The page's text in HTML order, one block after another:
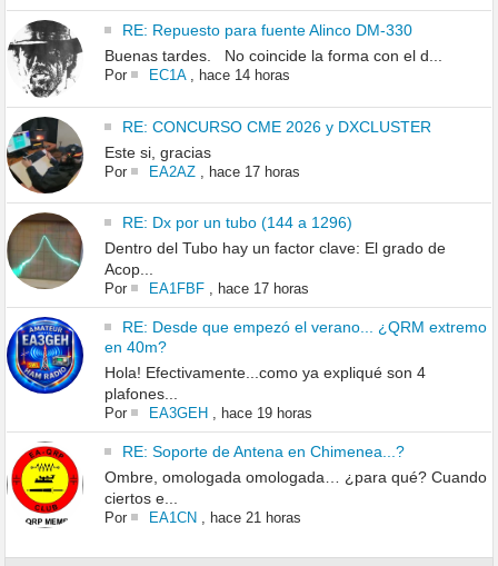
RE: Repuesto para fuente Alinco DM-330
Buenas tardes. No coincide la forma con el d...
Por EC1A, hace 14 horas
RE: CONCURSO CME 2026 y DXCLUSTER
Este si, gracias
Por EA2AZ, hace 17 horas
RE: Dx por un tubo (144 a 1296)
Dentro del Tubo hay un factor clave: El grado de
Acop...
Por EA1FBF, hace 17 horas
RE: Desde que empezó el verano... ¿QRM extremo
en 40m?
Hola! Efectivamente...como ya expliqué son 4
plafones...
Por EA3GEH , hace 19 horas
RE: Soporte de Antena en Chimenea...?
Ombre, omologada omologada… ¿para qué? Cuando
ciertos e...
Por EA1CN , hace 21 horas